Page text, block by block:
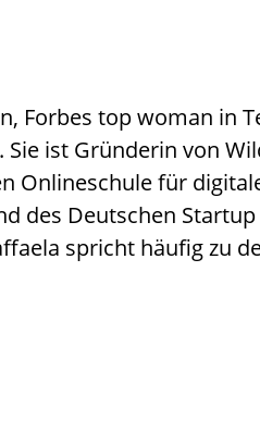
Forbes top woman in
Sie ist Gründerin von
Onlineschule für
des Deutschen
spricht häufig zu